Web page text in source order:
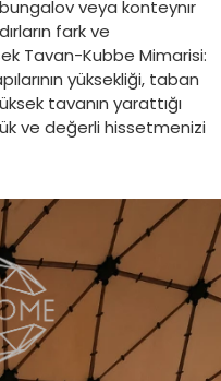
veya konteynır
fark ve
Tavan-Kubbe Mimarisi:
yüksekliği, taban
tavanın yarattığı
ve değerli hissetmenizi